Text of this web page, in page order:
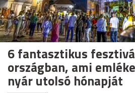
6 fantasztikus
országban, ami
nyár utolsó hónapját